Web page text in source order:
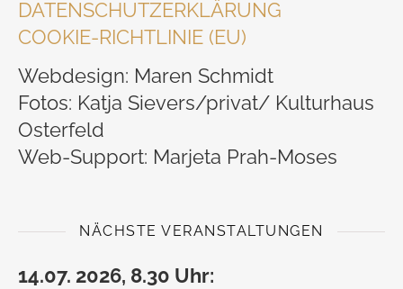
DATENSCHUTZERKLÄRUNG
COOKIE-RICHTLINIE (EU)
Webdesign: Maren Schmidt
Fotos: Katja Sievers/privat/ Kulturhaus
Osterfeld
Web-Support: Marjeta Prah-Moses
NÄCHSTE VERANSTALTUNGEN
14.07. 2026, 8.30 Uhr: